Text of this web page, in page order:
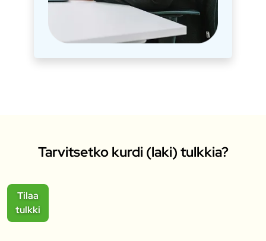
Tarvitsetko kurdi (laki) tulkkia?
Tilaa
tulkki